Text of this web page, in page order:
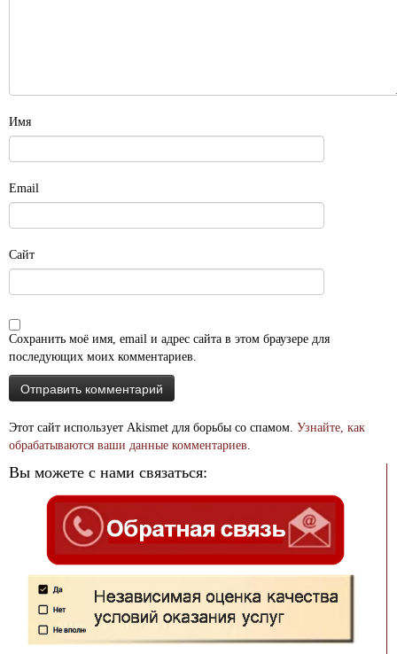
Имя
Email
Сайт
Сохранить моё имя, email и адрес сайта в этом браузере для
последующих моих комментариев.
Этот сайт использует Akismet для борьбы со спамом. Узнайте, как
обрабатываются ваши данные комментариев.
Вы можете с нами связаться: